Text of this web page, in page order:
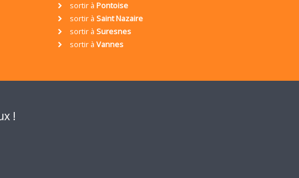
sortir à Pontoise
sortir à Saint Nazaire
sortir à Suresnes
sortir à Vannes
!